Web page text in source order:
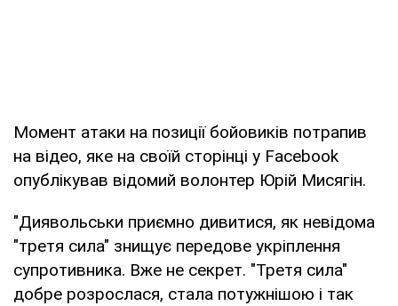
Момент атаки на позиції бойовиків потрапив
на відео, яке на своїй сторінці у Fаcebook
опублікував відомий волонтер Юрій Мисягін.
"Диявольськи приємно дивитися, як невідома
"третя сила" знищує передове укріплення
супротивника. Вже не секрет. "Третя сила"
добре розрослася, стала потужнішою і так